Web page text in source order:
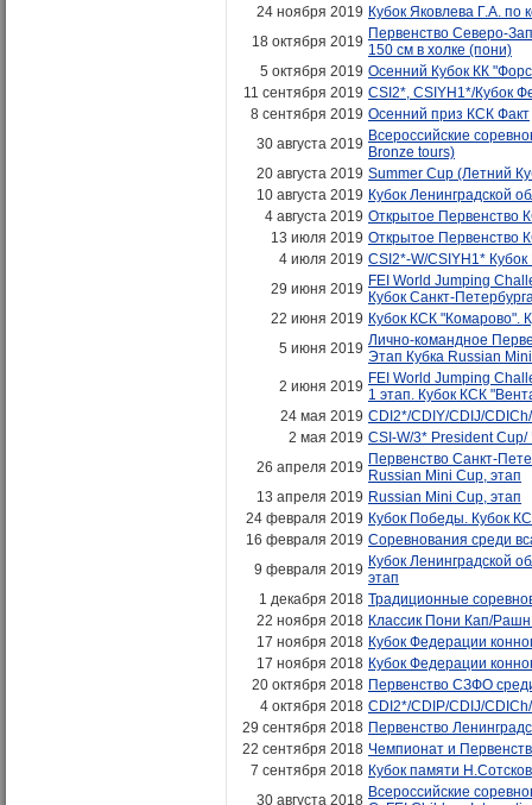
24 ноября 2019 Кубок Яковлева Г.А. по
18 октября 2019 Первенство Северо-
150 см в холке (пони)
5 октября 2019 Осенний Кубок КК
11 сентября 2019 CSI2*, CSIYH1*/Кубок
8 сентября 2019 Осенний приз КСК Факт
30 августа 2019 Всероссийские
Bronze tours)
20 августа 2019 Summer Cup (Летний
10 августа 2019 Кубок Ленинградской
4 августа 2019 Открытое Первенство
13 июля 2019 Открытое Первенство
4 июля 2019 CSI2*-W/CSIYH1*
29 июня 2019 FEI World Jumping
Кубок Санкт-
22 июня 2019 Кубок КСК "Комарово".
5 июня 2019 Лично-командное
Этап Кубка Russian
2 июня 2019 FEI World Jumping
1 этап. Кубок КСК
24 мая 2019 CDI2*/CDIY/CDIJ/
2 мая 2019 CSI-W/3* President Cup/
26 апреля 2019 Первенство Санкт-
Russian Mini Cup, этап
13 апреля 2019 Russian Mini Cup, этап
24 февраля 2019 Кубок Победы. Кубок
16 февраля 2019 Соревнования среди
9 февраля 2019 Кубок Ленинградской
этап
1 декабря 2018 Традиционные
22 ноября 2018 Классик Пони Кап/
17 ноября 2018 Кубок Федерации
17 ноября 2018 Кубок Федерации
20 октября 2018 Первенство СЗФО
4 октября 2018 CDI2*/CDIP/CDIJ/
29 сентября 2018 Первенство
22 сентября 2018 Чемпионат и
7 сентября 2018 Кубок памяти
30 августа 2018 Всероссийские